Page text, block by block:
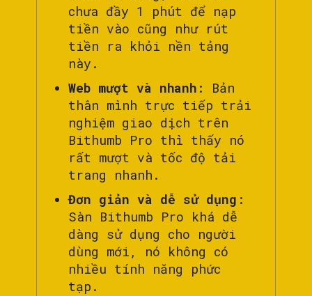
chưa đầy 1 phút để nạp
tiền vào cũng như rút
tiền ra khỏi nền tảng
này.
Web mượt và nhanh : Bản
thân mình trực tiếp trải
nghiệm giao dịch trên
Bithumb Pro thì thấy nó
rất mượt và tốc độ tải
trang nhanh.
Đơn giản và dễ sử dụng :
Sàn Bithumb Pro khá dễ
dàng sử dụng cho người
dùng mới, nó không có
nhiều tính năng phức
tạp.